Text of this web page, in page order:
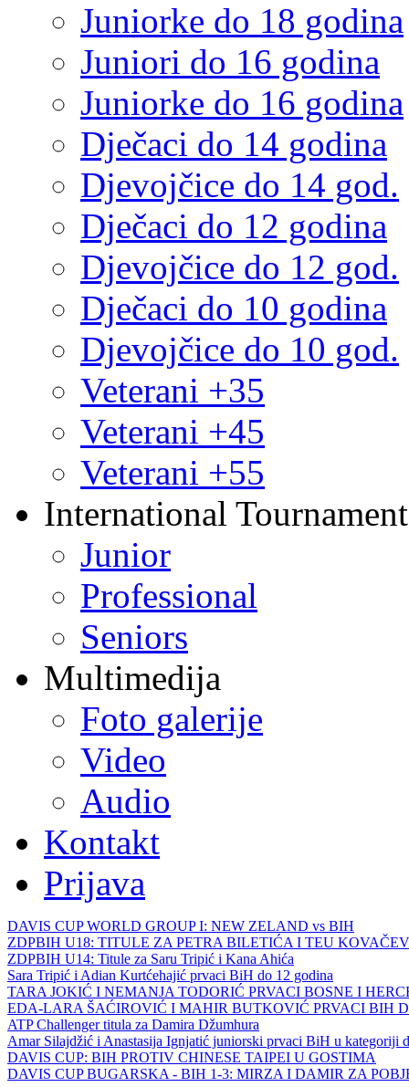
Juniorke do 18 godina
Juniori do 16 godina
Juniorke do 16 godina
Dječaci do 14 godina
Djevojčice do 14 god.
Dječaci do 12 godina
Djevojčice do 12 god.
Dječaci do 10 godina
Djevojčice do 10 god.
Veterani +35
Veterani +45
Veterani +55
International
Junior
Professional
Seniors
Multimedija
Foto galerije
Video
Audio
Kontakt
Prijava
DAVIS CUP WORLD GROUP I: NEW ZELAND vs BIH
ZDPBIH U18: TITULE ZA PETRA BILETIĆA I TEU
ZDPBIH U14: Titule za Saru Tripić i Kana Ahića
Sara Tripić i Adian Kurtćehajić prvaci BiH do 12 godina
TARA JOKIĆ I NEMANJA TODORIĆ PRVACI BOSNE I
EDA-LARA ŠAĆIROVIĆ I MAHIR BUTKOVIĆ PRVACI BIH
ATP Challenger titula za Damira Džumhura
Amar Silajdžić i Anastasija Ignjatić juniorski prvaci BiH u kategoriji
DAVIS CUP: BIH PROTIV CHINESE TAIPEI U GOSTIMA
DAVIS CUP BUGARSKA - BIH 1-3: MIRZA I DAMIR ZA